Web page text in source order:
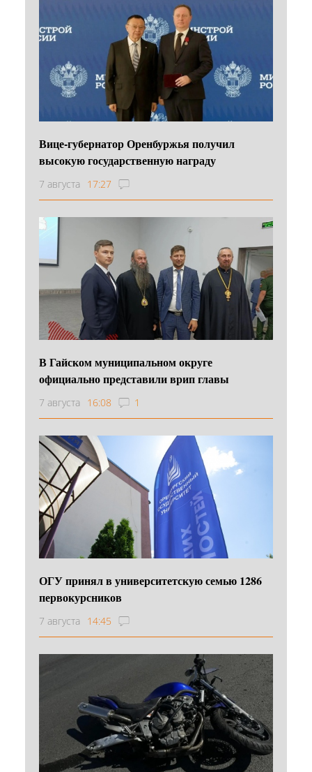
Вице-губернатор Оренбуржья получил
высокую государственную награду
7 августа 17:27
В Гайском муниципальном округе
официально представили врип главы
7 августа 16:08 1
ОГУ принял в университетскую семью 1286
первокурсников
7 августа 14:45